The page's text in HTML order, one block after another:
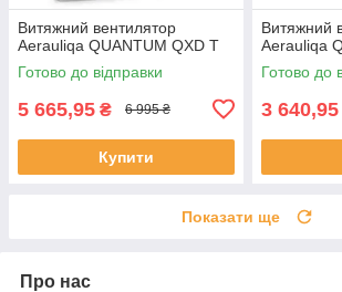
Витяжний вентилятор
Aerauliqa QUANTUM QXD T
Готово до відправки
5 665,95 ₴ 6 995 ₴
Купити
Витяжний
Aerauliqa
Готово до
3 640,95
Показати ще
Про нас